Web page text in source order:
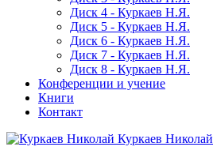
Диск 4 - Куркаев Н.Я.
Диск 5 - Куркаев Н.Я.
Диск 6 - Куркаев Н.Я.
Диск 7 - Куркаев Н.Я.
Диск 8 - Куркаев Н.Я.
Конференции и учение
Книги
Контакт
Куркаев Николай